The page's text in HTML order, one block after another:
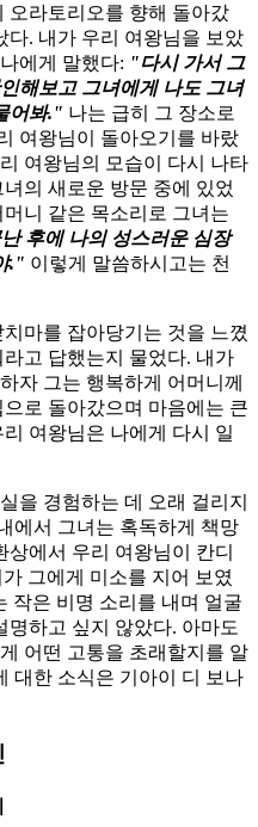
오라토리오를 향해 돌아갔
다. 내가 우리 여왕님을 보았
에게 말했다: "다시 가서 그
해보고 그녀에게 나도 그녀
어봐." 나는 급히 그 장소로
여왕님이 돌아오기를 바랐
여왕님의 모습이 다시 나타
의 새로운 방문 중에 있었
니 같은 목소리로 그녀는
후에 나의 성스러운 심장
." 이렇게 말씀하시고는 천
마를 잡아당기는 것을 느꼈
고 답했는지 물었다. 내가
자 그는 행복하게 어머니께
로 돌아갔으며 마음에는 큰
여왕님은 나에게 다시 일
을 경험하는 데 오래 걸리지
에서 그녀는 혹독하게 책망
에서 우리 여왕님이 칸디
그에게 미소를 지어 보였
작은 비명 소리를 내며 얼굴
명하고 싶지 않았다. 아마도
어떤 고통을 초래할지를 알
대한 소식은 기아이 디 보나